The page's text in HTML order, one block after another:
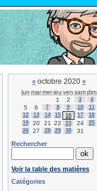
« octobre 2020 »
lun marmerjeu ven samdim
1
2 3 4
5 6 7 8 9 10
11
12
13 14 15 16 17
18
19
20 21 22 23 24
25
26
27 28 29 30 31
Rechercher
Voir la table des matières
Catégories